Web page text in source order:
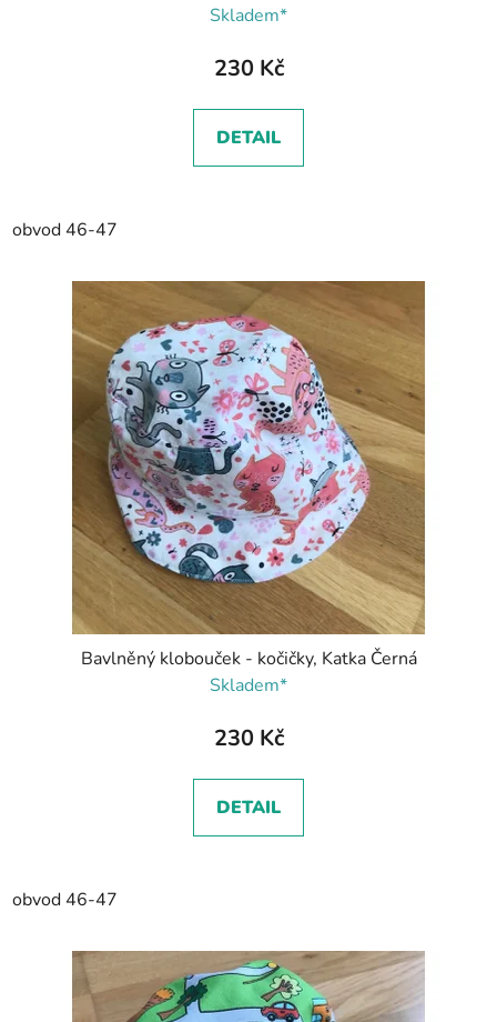
Skladem*
230 Kč
DETAIL
obvod 46-47
Bavlněný klobouček - kočičky, Katka Černá
Skladem*
230 Kč
DETAIL
obvod 46-47